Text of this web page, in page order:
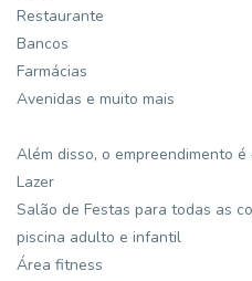
Restaurante
Bancos
Farmácias
Avenidas e muito mais
Além disso, o empreendimento é
Lazer
Salão de Festas para todas as
piscina adulto e infantil
Área fitness